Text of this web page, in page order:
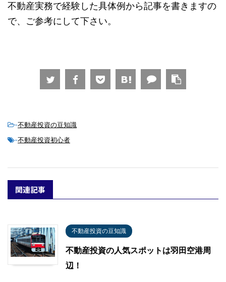
不動産実務で経験した具体例から記事を書きますの
で、ご参考にして下さい。
-不動産投資の豆知識
-不動産投資初心者
関連記事
不動産投資の豆知識
不動産投資の人気スポットは羽田空港周
辺！